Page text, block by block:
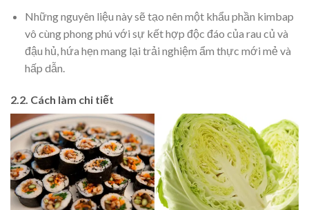
Những nguyên liệu này sẽ tạo nên một khẩu phần kimbap
vô cùng phong phú với sự kết hợp độc đáo của rau củ và
đậu hủ, hứa hẹn mang lại trải nghiệm ẩm thực mới mẻ và
hấp dẫn.
2.2. Cách làm chi tiết